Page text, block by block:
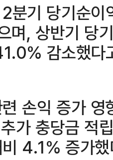
분기 당기순
며, 상반기 당
감소했다
손익 증가
가 충당금 적
4.1% 증가